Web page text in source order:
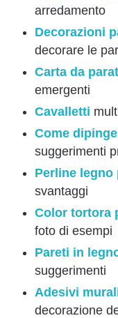
arredamento
Decorazioni
decorare le
Carta da
emergenti
Cavalletti
Come
suggerimenti
Perline legno
svantaggi
Color tortora
foto di esempi
Pareti in
suggerimenti
Adesivi
decorazione